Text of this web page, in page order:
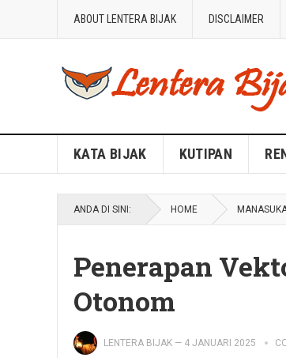
ABOUT LENTERA BIJAK DISCLAIMER
Blog Lentera Bijak
KATA BIJAK KUTIPAN
ANDA DI SINI: HOME
Penerapan
Otonom
LENTERA BIJAK — 4 JANUARI 2025